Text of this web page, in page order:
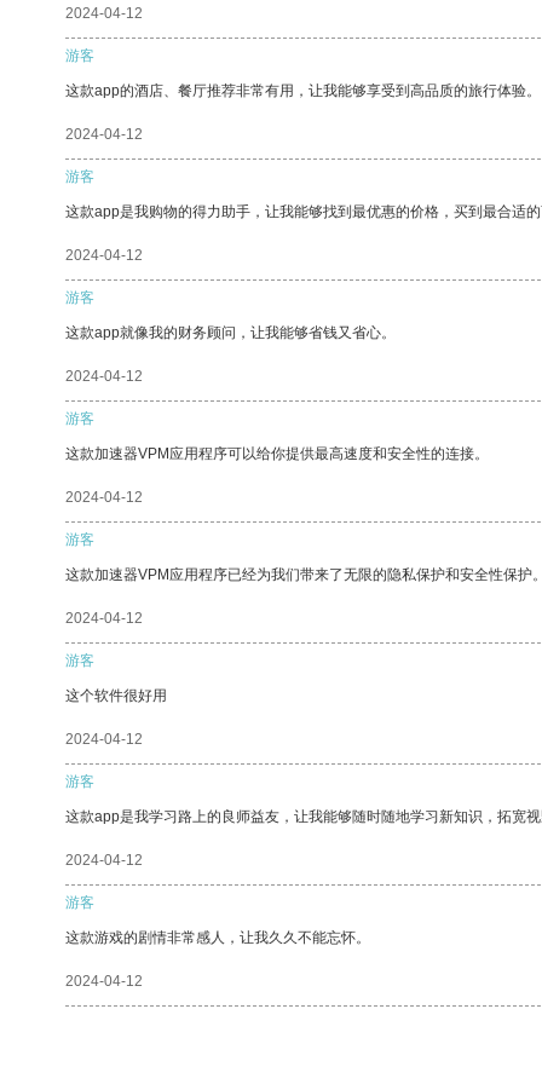
2024-04-12
游客
这款app的酒店、餐厅推荐非常有用，让我能够享受到高品质的旅行体验。
2024-04-12
游客
这款app是我购物的得力助手，让我能够找到最优惠的价格，买到最合适
2024-04-12
游客
这款app就像我的财务顾问，让我能够省钱又省心。
2024-04-12
游客
这款加速器VPM应用程序可以给你提供最高速度和安全性的连接。
2024-04-12
游客
这款加速器VPM应用程序已经为我们带来了无限的隐私保护和安全性保护
2024-04-12
游客
这个软件很好用
2024-04-12
游客
这款app是我学习路上的良师益友，让我能够随时随地学习新知识，拓宽
2024-04-12
游客
这款游戏的剧情非常感人，让我久久不能忘怀。
2024-04-12